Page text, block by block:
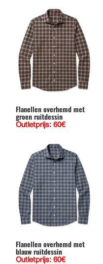
Flanellen overhemd met
groen ruitdessin
Outletprijs: 60€
Flanellen overhemd met
blauw ruitdessin
Outletprijs: 60€